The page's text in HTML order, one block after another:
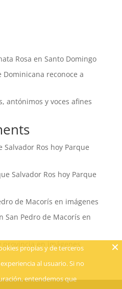
Rosa en Santo Domingo
reconoce a
antónimos y voces afines
Salvador Ros hoy Parque
Salvador Ros hoy Parque
de Macorís en imágenes
San Pedro de Macorís en
provincia en imágenes
propias y de terceros
al usuario. Si no
entendemos que